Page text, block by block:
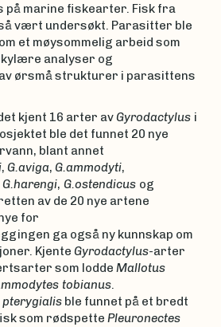
på marine fiskearter. Fisk fra
vært undersøkt. Parasitter ble
et møysommelig arbeid som
analyser og
ørsmå strukturer i parasittens
kjent 16 arter avGyrodactylus i
ble det funnet 20 nye
blant annet
, G.aviga, G.ammodyti,
G.harengi, G.ostendicus og
av de 20 nye artene
for
ga også ny kunnskap om
Kjente Gyrodactylus-arter
som lodde Mallotus
tobianus.
pterygialis ble funnet på et bredt
som rødspette Pleuronectes